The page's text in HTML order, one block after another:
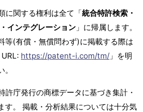
に関する権利は全て「統合特許検索・
インテグレーション 」に帰属します。
等(有償・無償問わず)に掲載する際は
https://patent-i.com/tm/ 」を明
許庁発行の商標データに基づき集計・
す。 掲載・分析結果については十分気